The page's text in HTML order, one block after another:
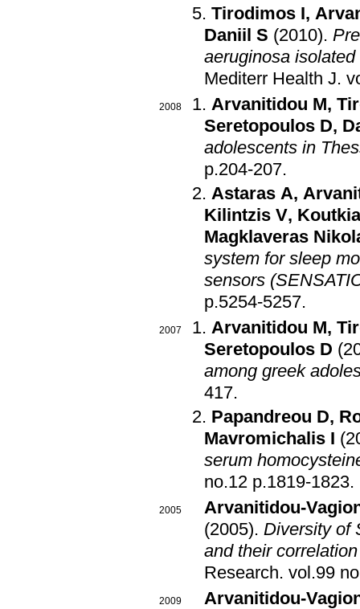
Tirodimos I,
Daniil S (2010).
aeruginosa
Mediterr Health J.
2008 Arvanitidou M,
Seretopoulos D,
adolescents in
p.204-207.
Astaras A,
Kilintzis V,
Magklaveras
system for sleep
sensors
p.5254-5257.
2007 Arvanitidou M,
Seretopoulos D
among greek
417.
Papandreou D,
Mavromichalis I
serum
no.12 p.1819-1823.
2005
Arvanitidou-
(2005). Diversity of
and their
Research.
2009
Arvanitidou-